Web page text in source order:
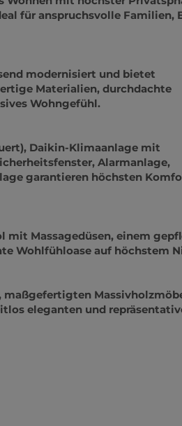
mit höchster
modernisiert und bietet
Daikin-Klimaanlage mit
Alarmanlage,